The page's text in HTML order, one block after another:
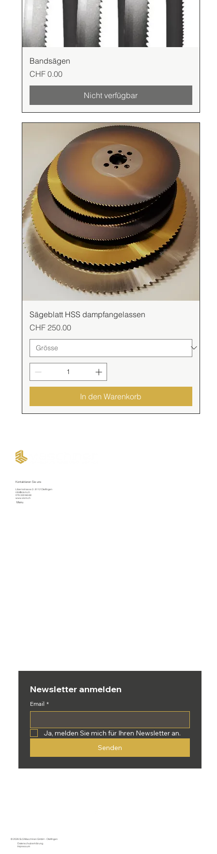
Bandsägen
Preis
CHF 0.00
Nicht verfügbar
Sägeblatt HSS dampfangelassen
Preis
CHF 250.00
In den Warenkorb
Libernstrasse 3 . 8112 Otelfingen
info@slsm.ch
076 330 66 68
www.slsm.ch
Kontaktieren Sie uns
Menu
Newsletter anmelden
Email *
Ja, melden Sie mich für Ihren Newsletter an.
Senden
© 2026 SLS Maschinen GmbH - Otelfingen
Datenschutzerklärung
Impressum